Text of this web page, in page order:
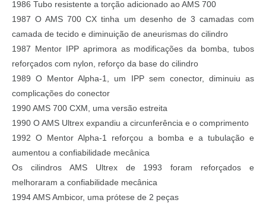
1986 Tubo resistente a torção adicionado ao AMS 700
1987 O AMS 700 CX tinha um desenho de 3 camadas com
camada de tecido e diminuição de aneurismas do cilindro
1987 Mentor IPP aprimora as modificações da bomba, tubos
reforçados com nylon, reforço da base do cilindro
1989 O Mentor Alpha-1, um IPP sem conector, diminuiu as
complicações do conector
1990 AMS 700 CXM, uma versão estreita
1990 O AMS Ultrex expandiu a circunferência e o comprimento
1992 O Mentor Alpha-1 reforçou a bomba e a tubulação e
aumentou a confiabilidade mecânica
Os cilindros AMS Ultrex de 1993 foram reforçados e
melhoraram a confiabilidade mecânica
1994 AMS Ambicor, uma prótese de 2 peças